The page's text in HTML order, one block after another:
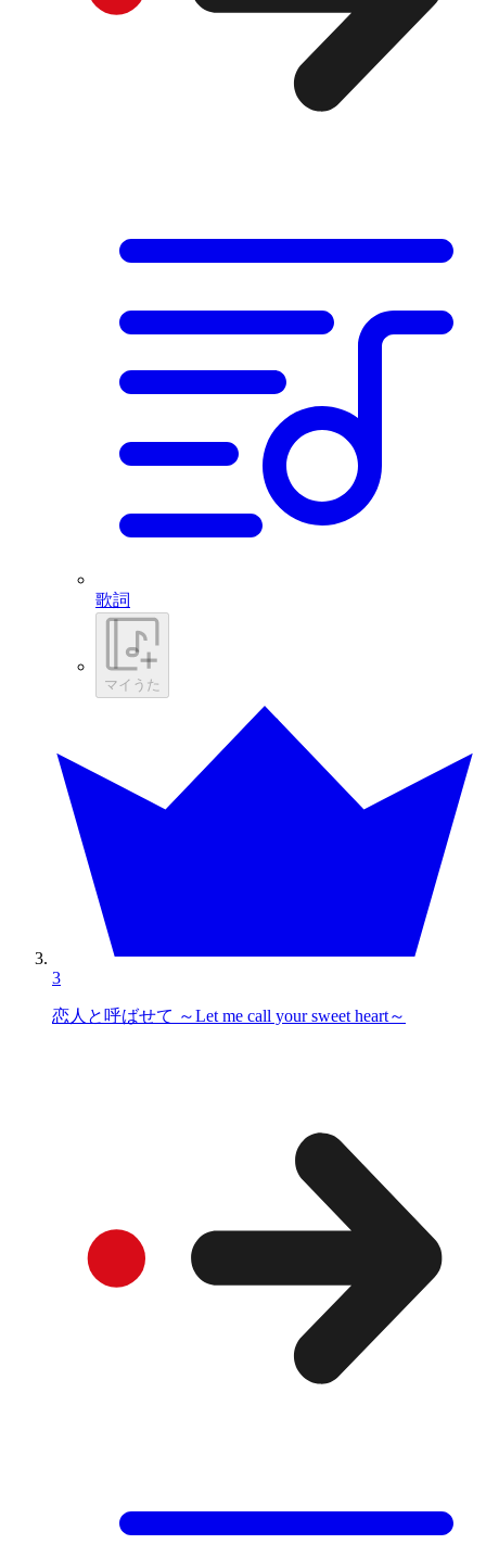
歌詞
マイうた
3
恋人と呼ばせて ～Let me call your sweet heart～